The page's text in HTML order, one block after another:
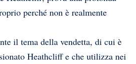
perché non è realmente
il tema della vendetta, di cui è
Heathcliff e che utilizza nei